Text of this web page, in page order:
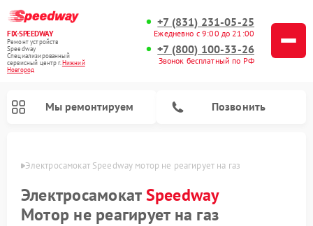
FIX-SPEEDWAY
Ремонт устройств
Speedway
Специализированный
cервисный центр г.Нижний
Новгород
+7 (831) 231-05-25
Ежедневно с 9:00 до 21:00
+7 (800) 100-33-26
Звонок бесплатный по РФ
Мы ремонтируем Позвонить
Электросамокат Speedway мотор не реагирует на газ
ЭлектросамокатSpeedway
Мотор не реагирует на газ